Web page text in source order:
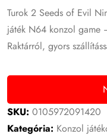
Turok 2 Seeds of Evil
játék N64 konzol game
Raktárról, gyors
SKU:0105972091420
Kategória: Konzol